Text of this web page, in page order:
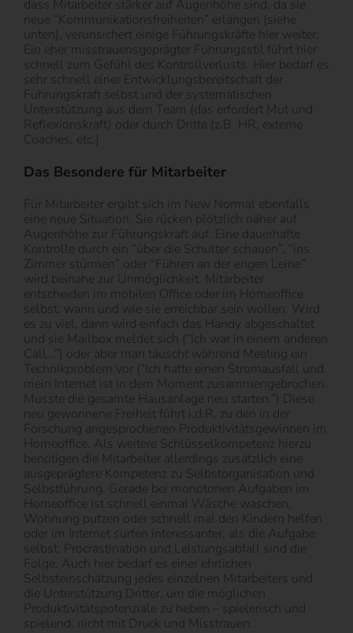
dass Mitarbeiter stärker auf Augenhöhe sind, da sie
neue “Kommunikationsfreiheiten” erlangen (siehe
unten), verunsichert einige Führungskräfte hier weiter.
Ein eher misstrauensgeprägter Führungsstil führt hier
schnell zum Gefühl des Kontrollverlusts. Hier bedarf es
sehr schnell einer Entwicklungsbereitschaft der
Führungskraft selbst und der systematischen
Unterstützung aus dem Team (das erfordert Mut und
Reflexionskraft) oder durch Dritte (z.B. HR, externe
Coaches, etc.)
Das Besondere für Mitarbeiter
Für Mitarbeiter ergibt sich im New Normal ebenfalls
eine neue Situation. Sie rücken plötzlich näher auf
Augenhöhe zur Führungskraft auf. Eine dauerhafte
Kontrolle durch ein “über die Schulter schauen”, “ins
Zimmer stürmen” oder “Führen an der engen Leine”
wird beinahe zur Unmöglichkeit. Mitarbeiter
entscheiden im mobilen Office oder im Homeoffice
selbst, wann und wie sie erreichbar sein wollen. Wird
es zu viel, dann wird einfach das Handy abgeschaltet
und sie Mailbox meldet sich (“Ich war in einem anderen
Call…”) oder aber man täuscht während Meeting ein
Technikproblem vor (“Ich hatte einen Stromausfall und
mein Internet ist in dem Moment zusammengebrochen.
Musste die gesamte Hausanlage neu starten.”) Diese
neu gewonnene Freiheit führt i.d.R. zu den in der
Forschung angesprochenen Produktivitätsgewinnen im
Homeoffice. Als weitere Schlüsselkompetenz hierzu
benötigen die Mitarbeiter allerdings zusätzlich eine
ausgeprägtere Kompetenz zu Selbstorganisation und
Selbstführung. Gerade bei monotonen Aufgaben im
Homeoffice ist schnell einmal Wäsche waschen,
Wohnung putzen oder schnell mal den Kindern helfen
oder im Internet surfen interessanter, als die Aufgabe
selbst. Procrastination und Leistungsabfall sind die
Folge. Auch hier bedarf es einer ehrlichen
Selbsteinschätzung jedes einzelnen Mitarbeiters und
die Unterstützung Dritter, um die möglichen
Produktivitätspotenziale zu heben – spielerisch und
spielend, nicht mit Druck und Misstrauen.